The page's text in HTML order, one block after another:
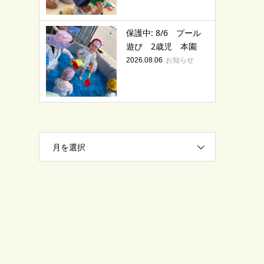
保護中: 8/6 プール
遊び 2歳児 本園
2026.08.06 お知らせ
月を選択